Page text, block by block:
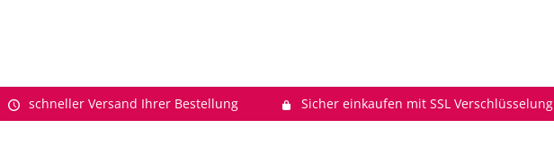
schneller Versand Ihrer Bestellung Sicher einkaufen mit SSL Verschlüsselung